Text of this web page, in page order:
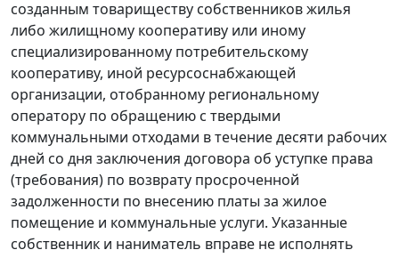
созданным товариществу собственников жилья
либо жилищному кооперативу или иному
специализированному потребительскому
кооперативу, иной ресурсоснабжающей
организации, отобранному региональному
оператору по обращению с твердыми
коммунальными отходами в течение десяти рабочих
дней со дня заключения договора об уступке права
(требования) по возврату просроченной
задолженности по внесению платы за жилое
помещение и коммунальные услуги. Указанные
собственник и наниматель вправе не исполнять